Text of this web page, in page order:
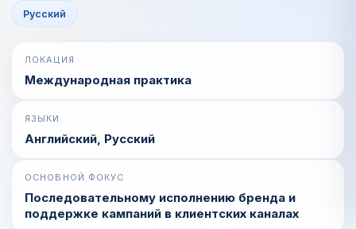
Русский
ЛОКАЦИЯ
Международная практика
ЯЗЫКИ
Английский, Русский
ОСНОВНОЙ ФОКУС
Последовательному исполнению бренда и
поддержке кампаний в клиентских каналах